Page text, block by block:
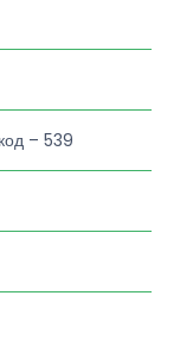
– 539